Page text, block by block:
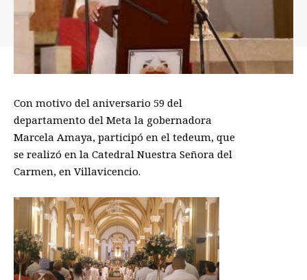
Con motivo del aniversario 59 del
departamento del Meta la gobernadora
Marcela Amaya, participó en el tedeum, que
se realizó en la Catedral Nuestra Señora del
Carmen, en Villavicencio.